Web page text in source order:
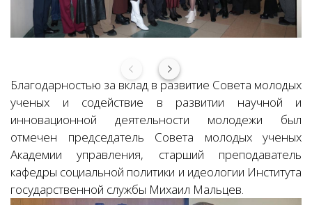
Благодарностью за вклад в развитие Совета молодых
ученых и содействие в развитии научной и
инновационной деятельности молодежи был
отмечен председатель Совета молодых ученых
Академии управления, старший преподаватель
кафедры социальной политики и идеологии Института
государственной службы Михаил Мальцев.